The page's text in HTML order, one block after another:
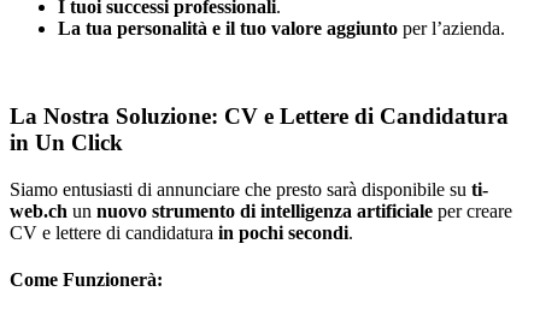
I tuoi successi professionali.
La tua personalità e il tuo valore aggiunto per l’azienda.
La Nostra Soluzione: CV e Lettere di Candidatura
in Un Click
Siamo entusiasti di annunciare che presto sarà disponibile su ti-
web.ch un nuovo strumento di intelligenza artificiale per creare
CV e lettere di candidatura in pochi secondi.
Come Funzionerà: